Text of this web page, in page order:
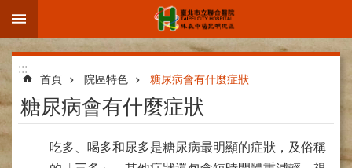
跳到主要內容區塊
進
階
搜
尋
:::
首頁 院區特色 糖尿病會有什麼症狀
糖尿病會有什麼症狀
吃多、喝多和尿多是糖尿病最明顯的症狀，及俗稱